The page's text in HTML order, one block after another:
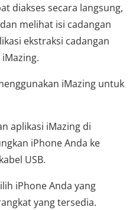
diakses secara langsung,
melihat isi cadangan
ekstraksi cadangan
iMazing untuk
aplikasi iMazing di
iPhone Anda ke
USB.
iPhone Anda yang
yang tersedia.